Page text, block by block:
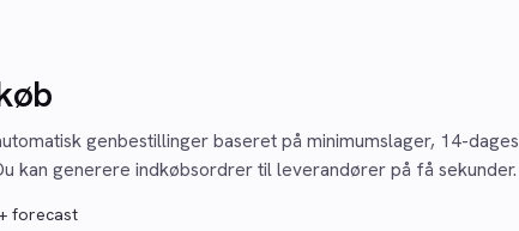
genbestillinger baseret på minimumslager, 14-dages
kan generere indkøbsordrer til leverandører på få sekunder.
forecast